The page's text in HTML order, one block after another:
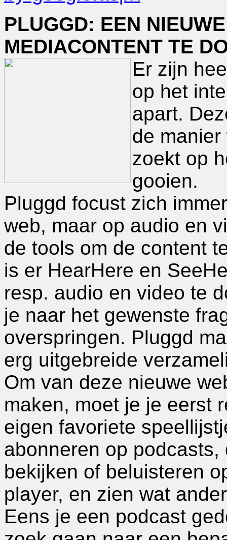
PLUGGD: EEN
MEDIACONTENT TE
Er zijn
op het
apart.
de
zoekt op
gooien.
Pluggd focust zich
web, maar op audio en
de tools om de content
is er HearHere en
resp. audio en video te
je naar het gewenste
overspringen. Pluggd
erg uitgebreide
Om van deze nieuwe
maken, moet je je eerst
eigen favoriete
abonneren op
bekijken of beluisteren
player, en zien wat
Eens je een podcast